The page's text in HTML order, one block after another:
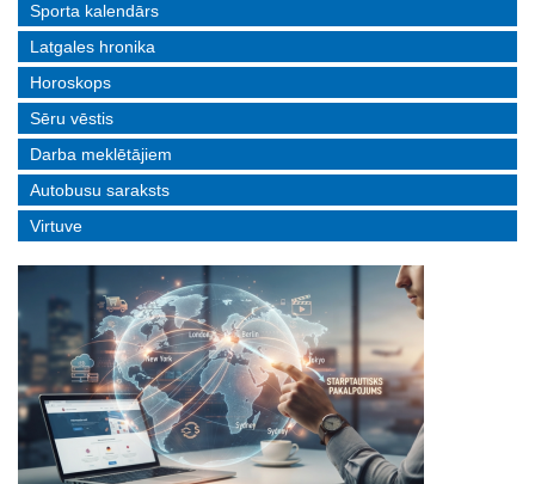
Sporta kalendārs
Latgales hronika
Horoskops
Sēru vēstis
Darba meklētājiem
Autobusu saraksts
Virtuve